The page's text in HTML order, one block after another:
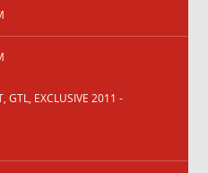
GTL, EXCLUSIVE 2011 -